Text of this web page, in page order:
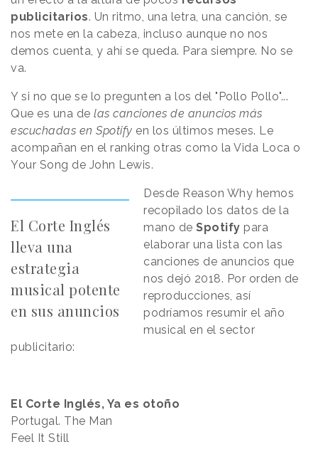
publicitarios. Un ritmo, una letra, una canción, se
nos mete en la cabeza, incluso aunque no nos
demos cuenta, y ahí se queda. Para siempre. No se
va.
Y si no que se lo pregunten a los del "Pollo Pollo"...
Que es una de las canciones de anuncios más
escuchadas en Spotify en los últimos meses. Le
acompañan en el ranking otras como la Vida Loca o
Your Song de John Lewis.
El Corte Inglés
lleva una
estrategia
musical potente
en sus anuncios
Desde Reason Why hemos
recopilado los datos de la
mano de Spotify para
elaborar una lista con las
canciones de anuncios que
nos dejó 2018. Por orden de
reproducciones, así
podríamos resumir el año
musical en el sector
publicitario:
El Corte Inglés, Ya es otoño
Portugal. The Man
Feel It Still